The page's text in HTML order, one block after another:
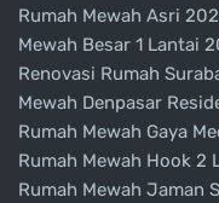
Rumah Mewah Asri
Mewah Besar 1 Lantai
Renovasi Rumah
Mewah Denpasar
Rumah Mewah Gaya
Rumah Mewah Hook 2
Rumah Mewah Jaman